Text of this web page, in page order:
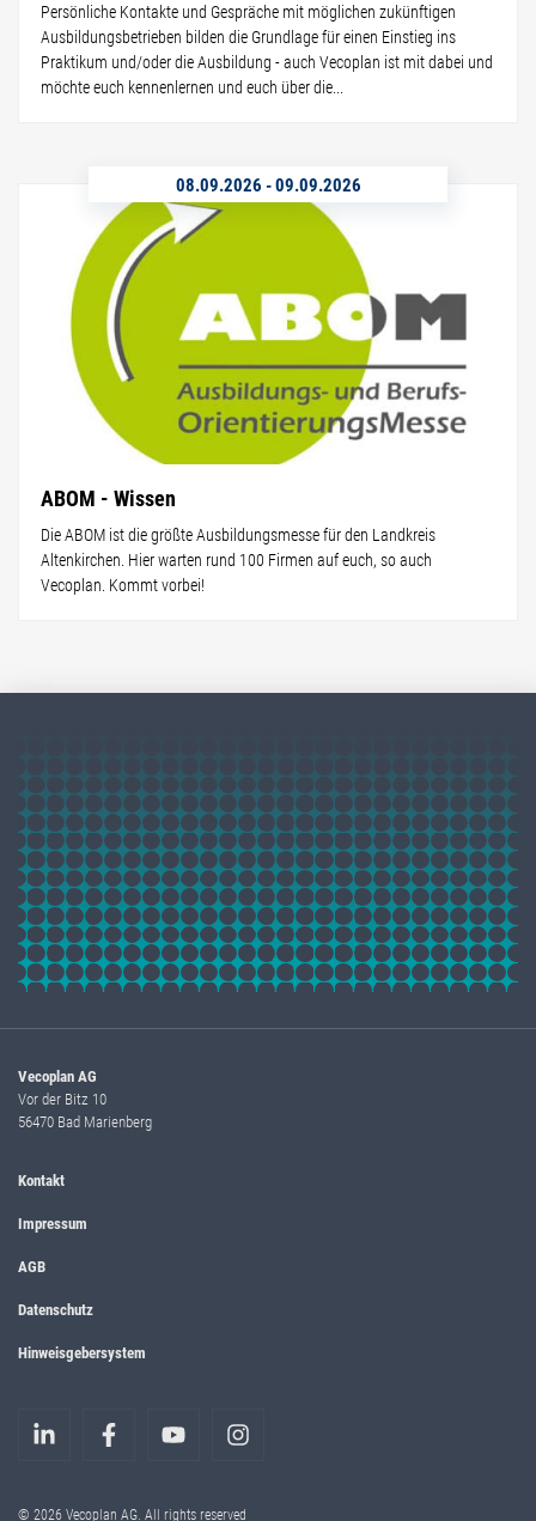
Persönliche Kontakte und Gespräche mit möglichen zukünftigen
Ausbildungsbetrieben bilden die Grundlage für einen Einstieg ins
Praktikum und/oder die Ausbildung - auch Vecoplan ist mit dabei und
möchte euch kennenlernen und euch über die...
08.09.2026 -09.09.2026
ABOM - Wissen
Die ABOM ist die größte Ausbildungsmesse für den Landkreis
Altenkirchen. Hier warten rund 100 Firmen auf euch, so auch
Vecoplan. Kommt vorbei!
Vecoplan AG
Vor der Bitz 10
56470 Bad Marienberg
Kontakt
Impressum
AGB
Datenschutz
Hinweisgebersystem
© 2026 Vecoplan AG. All rights reserved